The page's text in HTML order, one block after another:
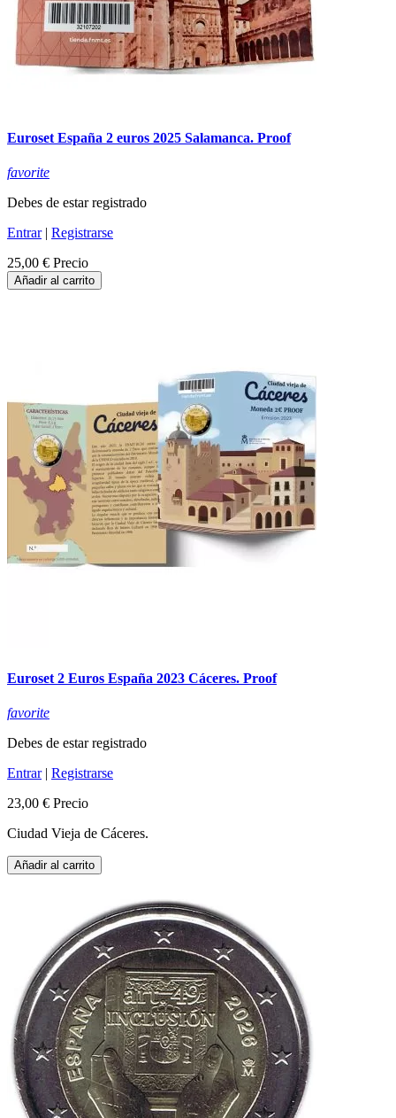
Euroset España 2 euros 2025 Salamanca. Proof
favorite
Debes de estar registrado
Entrar| Registrarse
25,00 € Precio
Añadir al carrito
Euroset 2 Euros España 2023 Cáceres. Proof
favorite
Debes de estar registrado
Entrar| Registrarse
23,00 € Precio
Ciudad Vieja de Cáceres.
Añadir al carrito